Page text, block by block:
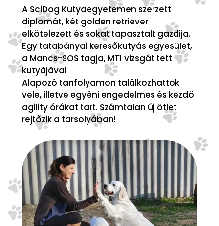
A SciDog Kutyaegyetemen szerzett
diplomát, két golden retriever
elkötelezett és sokat tapasztalt gazdija.
Egy tatabányai keresőkutyás egyesület,
a Mancs-SOS tagja, MT1 vizsgát tett
kutyájával
Alapozó tanfolyamon találkozhattok
vele, illetve egyéni engedelmes és kezdő
agility órákat tart. Számtalan új ötlet
rejtőzik a tarsolyában!